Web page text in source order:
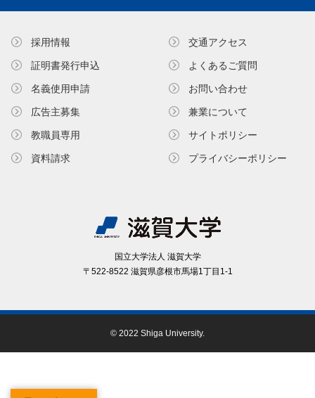
国⽴⼤学法⼈ 滋賀⼤学
〒522-8522 滋賀県彦根市⾺場1丁⽬1-1
採用情報
証明書発⾏申込
名義使⽤申請
広告主募集
教職員専⽤
資料請求
交通アクセス
よくあるご質問
お問い合わせ
兼業について
サイトポリシー
プライバシーポリシー
© 2022 Shiga University.